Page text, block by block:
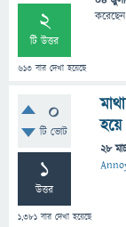
2
টি উত্তর
613 বার দেখা হয়েছে
করেছেন
0
টি ভোট
1
উত্তর
1,381 বার দেখা হয়েছে
28